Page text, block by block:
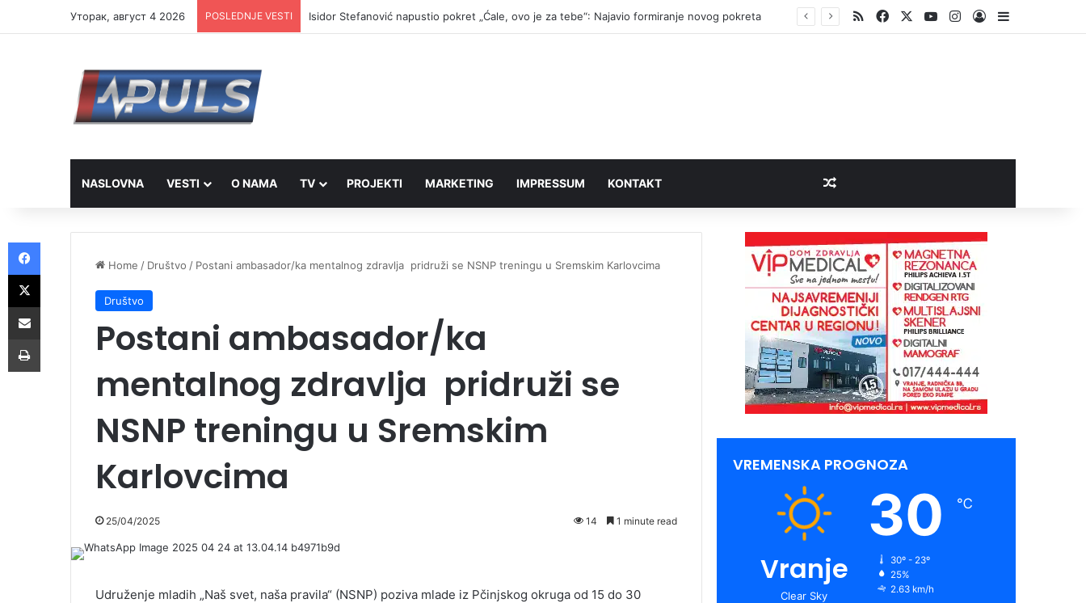
Уторак, август 4 2026 POSLEDNJE VESTI Isidor Stefanović napustio pokret „Ćale, ovo je za tebe“: Najavio formiranje novog pokreta RSSFacebookYouTubeInstagram
Log InSidebar
NASLOVNA VESTI O NAMA TV PROJEKTI MARKETING IMPRESSUM KONTAKT Random Article
Home / Društvo / Postani ambasador/ka mentalnog zdravlja pridruži se NSNP treningu u Sremskim Karlovcima
Društvo
Postani ambasador/ka
mentalnog zdravlja pridruži se
NSNP treningu u Sremskim
Karlovcima
25/04/2025 14 1 minute read
Udruženje mladih „Naš svet, naša pravila“ (NSNP) poziva mlade iz Pčinjskog okruga od 15 do 30
VREMENSKA PROGNOZA
Vranje
Clear Sky
30 ℃
30º - 23º
25%
2.63 km/h
Facebook
X
Share via Email